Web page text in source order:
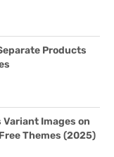
Products
Variant Images on
Themes (2025)